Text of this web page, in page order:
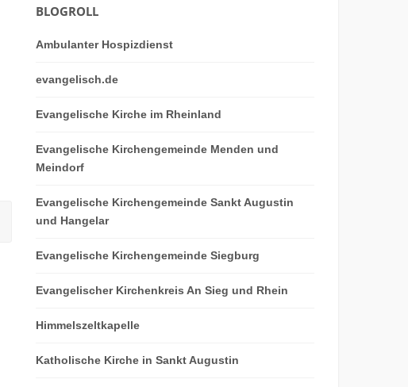
BLOGROLL
Ambulanter Hospizdienst
evangelisch.de
Evangelische Kirche im Rheinland
Evangelische Kirchengemeinde Menden und
Meindorf
Evangelische Kirchengemeinde Sankt Augustin
und Hangelar
Evangelische Kirchengemeinde Siegburg
Evangelischer Kirchenkreis An Sieg und Rhein
Himmelszeltkapelle
Katholische Kirche in Sankt Augustin